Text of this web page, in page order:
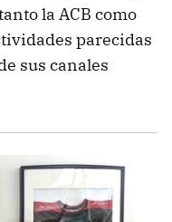
la ACB como
parecidas
sus canales